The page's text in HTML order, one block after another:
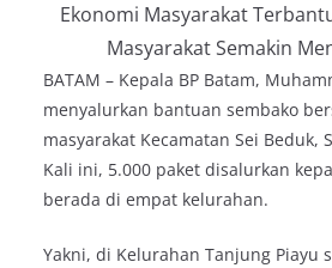
Ekonomi Masyarakat
Masyarakat Semakin
BATAM – Kepala BP Batam,
menyalurkan bantuan sembako
masyarakat Kecamatan Sei Beduk,
Kali ini, 5.000 paket disalurkan
berada di empat kelurahan.
Yakni, di Kelurahan Tanjung Piayu